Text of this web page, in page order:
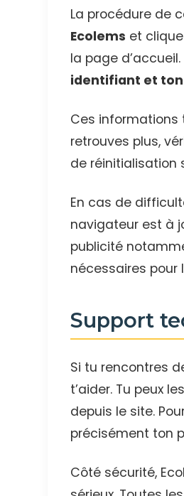
La procédure de
Ecolems et
la page
identifiant et
Ces informations
retrouves plus,
de réinitialisation
En cas de
navigateur est à
publicité
nécessaires
Support
Si tu rencontres
t’aider. Tu peux
depuis le site.
précisément ton
Côté sécurité,